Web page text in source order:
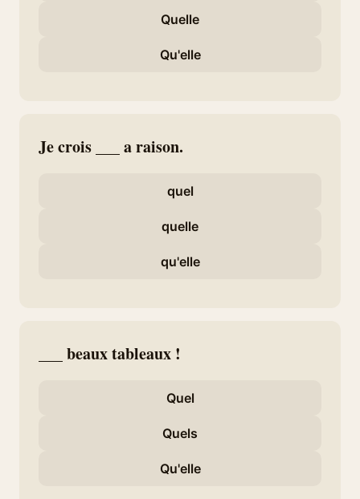
Quelle
Qu'elle
Je crois ___ a raison.
quel
quelle
qu'elle
___ beaux tableaux !
Quel
Quels
Qu'elle